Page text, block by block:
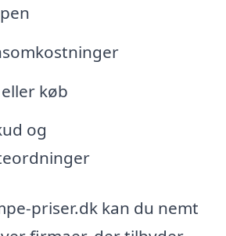
køb
og
priser.dk kan du nemt